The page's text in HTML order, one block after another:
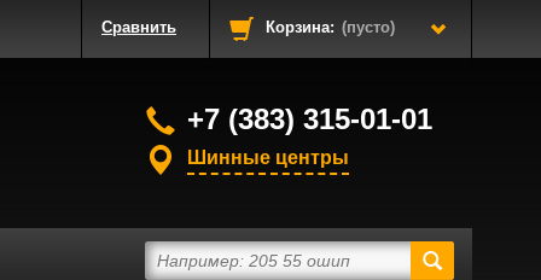
Сравнить Корзина: (пусто)
+7 (383) 315-01-01
Шинные центры